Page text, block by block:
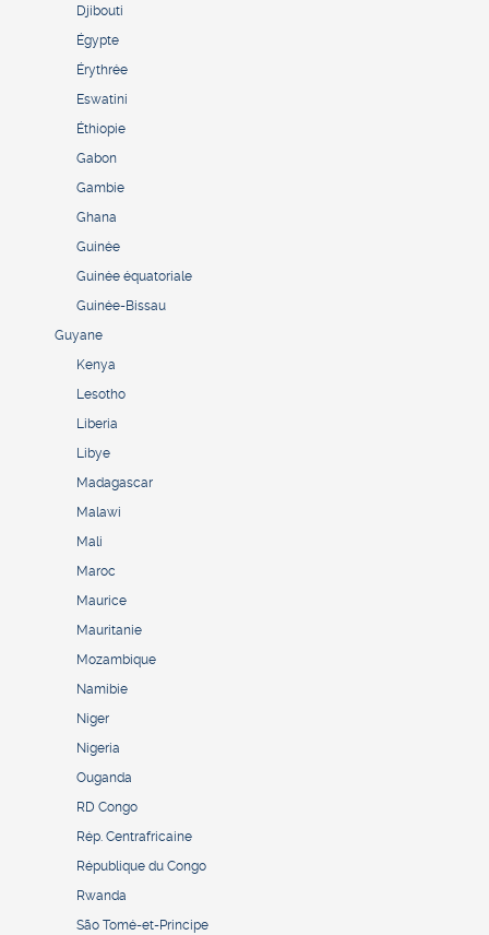
Djibouti
Égypte
Érythrée
Eswatini
Éthiopie
Gabon
Gambie
Ghana
Guinée
Guinée équatoriale
Guinée-Bissau
Guyane
Kenya
Lesotho
Liberia
Libye
Madagascar
Malawi
Mali
Maroc
Maurice
Mauritanie
Mozambique
Namibie
Niger
Nigeria
Ouganda
RD Congo
Rép. Centrafricaine
République du Congo
Rwanda
São Tomé-et-Principe